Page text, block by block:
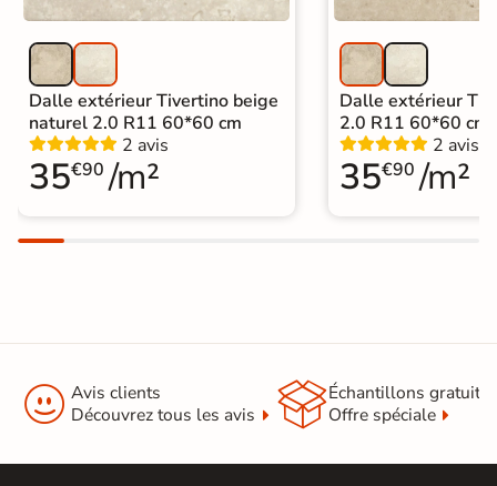
Dalle extérieur Tivertino beige
naturel 2.0 R11 60*60 cm
2 avis
35€90 /m²
Dalle extérieur
2.0 R11 60*60 cm
2 avis
35€90 /m²
 Avis clients
Découvrez tous les avis
Échantillons gratuit
Offre spéciale